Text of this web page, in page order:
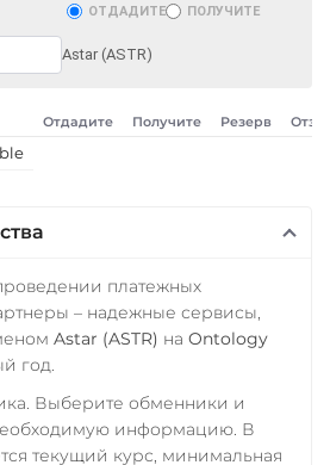
ОТДАДИТЕ ПОЛУЧИТЕ
Astar (ASTR)
Отдадите Получите Резерв
платежных
– надежные сервисы,
Astar (ASTR) на Ontology
год.
Выберите обменники и
информацию. В
текущий курс, минимальная